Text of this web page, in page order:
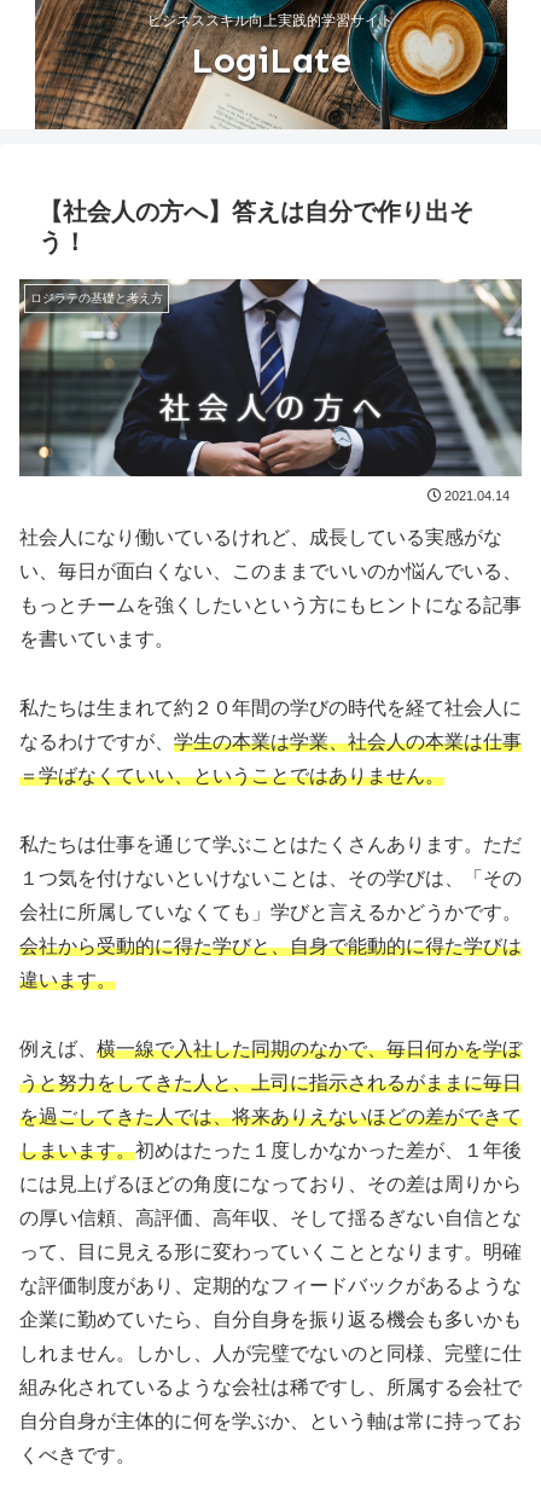
ビジネススキル向上実践的学習サイト
LogiLate
【社会人の方へ】答えは自分で作り出そ
う！
ロジラテの基礎と考え方
2021.04.14
社会人になり働いているけれど、成長している実感がな
い、毎日が面白くない、このままでいいのか悩んでいる、
もっとチームを強くしたいという方にもヒントになる記事
を書いています。
私たちは生まれて約２０年間の学びの時代を経て社会人に
なるわけですが、 学生の本業は学業、社会人の本業は仕事
＝学ばなくていい、ということではありません。
私たちは仕事を通じて学ぶことはたくさんあります。ただ
１つ気を付けないといけないことは、その学びは、「その
会社に所属していなくても」学びと言えるかどうかです。
会社から受動的に得た学びと、自身で能動的に得た学びは
違います。
例えば、 横一線で入社した同期のなかで、毎日何かを学ぼ
うと努力をしてきた人と、上司に指示されるがままに毎日
を過ごしてきた人では、将来ありえないほどの差ができて
しまいます。初めはたった１度しかなかった差が、１年後
には見上げるほどの角度になっており、その差は周りから
の厚い信頼、高評価、高年収、そして揺るぎない自信とな
って、目に見える形に変わっていくこととなります。明確
な評価制度があり、定期的なフィードバックがあるような
企業に勤めていたら、自分自身を振り返る機会も多いかも
しれません。しかし、人が完璧でないのと同様、完璧に仕
組み化されているような会社は稀ですし、所属する会社で
自分自身が主体的に何を学ぶか、という軸は常に持ってお
くべきです。